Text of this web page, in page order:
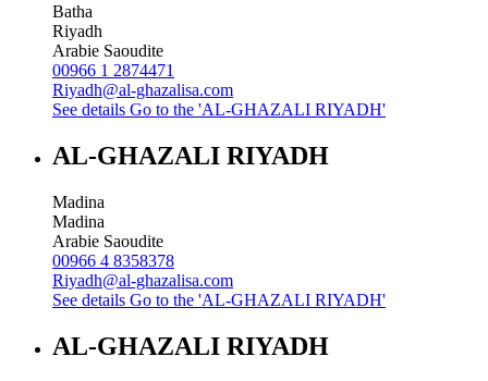
Batha
Riyadh
Arabie Saoudite
00966 1 2874471
Riyadh@al-ghazalisa.com
See details Go to the 'AL-GHAZALI RIYADH'
AL-GHAZALI RIYADH
Madina
Madina
Arabie Saoudite
00966 4 8358378
Riyadh@al-ghazalisa.com
See details Go to the 'AL-GHAZALI RIYADH'
AL-GHAZALI RIYADH